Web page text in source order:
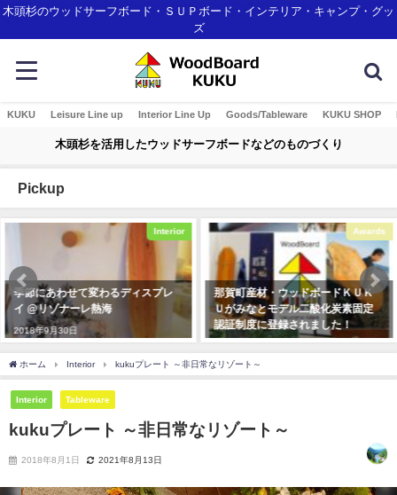
木頭杉のウッドサーフボード・ＳＵＰボード・インテリア・キャンプ・グッ
ズ
KUKU Leisure Line up Interior Line Up Goods/Tableware KUKU SHOP
木頭杉を活用したウッドサーフボードなどのものづくり
Pickup
Awards
那賀町産材・ウッドボードＫＵＫ
Ｕがみなとモデル二酸化炭素固定
認証制度に登録されました！
Awards
COOL JAPAN JOURNAL で世界に
向けてKUKUムービーが公開され
ました！
ホーム Interior kukuプレート ～非日常なリゾート～
Interior Tableware
kukuプレート ～非日常なリゾート～
2018年8月1日 2021年8月13日